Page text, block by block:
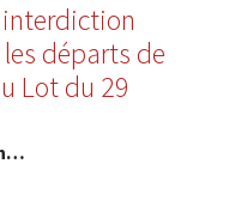
départs de
Lot du 29